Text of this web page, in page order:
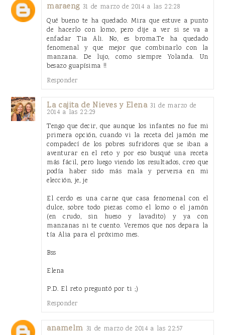
maraeng 31 de marzo de 2014 a las 22:28
Qué bueno te ha quedado. Mira que estuve a punto
de hacerlo con lomo, pero dije a ver si se va a
enfadar Tia Ali. No, es broma.Te ha quedado
fenomenal y que mejor que combinarlo con la
manzana. De lujo, como siempre Yolanda. Un
besazo guapísima !!
Responder
La cajita de Nieves y Elena 31 de marzo de
2014 a las 22:29
Tengo que decir, que aunque los infantes no fue mi
primera opción, cuando vi la receta del jamón me
compadecí de los pobres sufridores que se iban a
aventurar en el reto y por eso busqué una receta
más fácil, pero luego viendo los resultados, creo que
podía haber sido más mala y perversa en mi
elección, je, je
El cerdo es una carne que casa fenomenal con el
dulce, sobre todo piezas como el lomo o el jamón
(en crudo, sin hueso y lavadito) y ya con
manzanas ni te cuento. Veremos que nos depara la
tía Alia para el próximo mes.
Bss
Elena
P.D. El reto preguntó por ti ;)
Responder
anamelm 31 de marzo de 2014 a las 22:57